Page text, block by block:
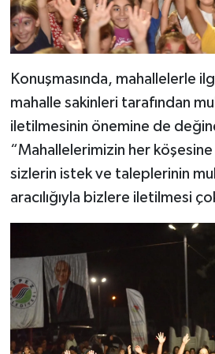
Konuşmasında, mahallelerle
mahalle sakinleri tarafından
iletilmesinin önemine de
“Mahallelerimizin her
sizlerin istek ve taleplerinin
aracılığıyla bizlere iletilmesi